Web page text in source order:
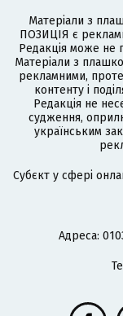
Матеріали з
ПОЗИЦІЯ є
Редакція може не
Матеріали з
рекламними, проте
контенту і
Редакція не
судження,
українським
Cубєкт у сфері
Адреса: